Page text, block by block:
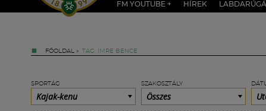
FM YOUTUBE + HÍREK
FŐOLDAL » TAG: IMRE BENCE
SPORTÁG
Kajak-kenu
SZAKOSZTÁLY
Összes